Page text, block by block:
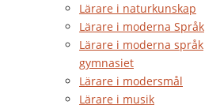
Lärare i naturkunskap
Lärare i moderna Språk
Lärare i moderna språk
gymnasiet
Lärare i modersmål
Lärare i musik